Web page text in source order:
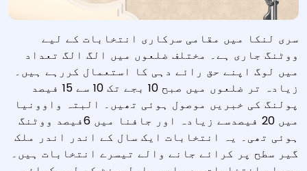
سری لنکا میں مقامی سرکاری انتخابات کے لیے
ووٹنگ جاری ہے۔ مختلف ضلعوں میں الگ الگ تعداد
میں لوگ اپنے حق رائے دہی کا استعمال کررہے ہیں۔
زیادہ تر ضلعوں میں صبح 10 بجے تک 10 سے 15 فیصد
پولنگ کی خبریں موصول ہوئی تھیں۔ البتہ واوونیا
میں 20 فیصدسے زیادہ اور جافنا میں 6فیصد ووٹنگ
ہوئی تھی۔ یہ انتخابات ایک سال کے اندر اندر ملک
گیر سطح پر کرائے جانے والے تیسرے انتخابات ہیں۔